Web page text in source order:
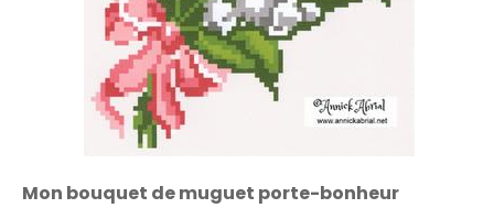
Mon bouquet de muguet porte-bonheur